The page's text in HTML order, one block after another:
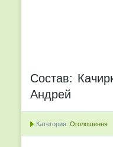
Состав:
Андрей
Категория: Оголошення